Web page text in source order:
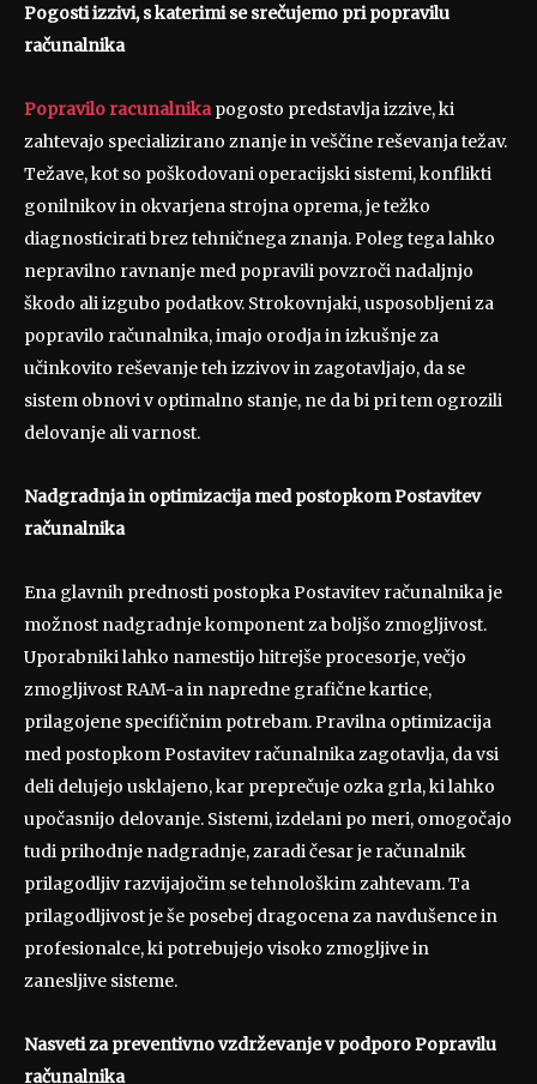
Pogosti izzivi, s katerimi se srečujemo pri popravilu
računalnika
Popravilo racunalnikapogosto predstavlja izzive, ki
zahtevajo specializirano znanje in veščine reševanja težav.
Težave, kot so poškodovani operacijski sistemi, konflikti
gonilnikov in okvarjena strojna oprema, je težko
diagnosticirati brez tehničnega znanja. Poleg tega lahko
nepravilno ravnanje med popravili povzroči nadaljnjo
škodo ali izgubo podatkov. Strokovnjaki, usposobljeni za
popravilo računalnika, imajo orodja in izkušnje za
učinkovito reševanje teh izzivov in zagotavljajo, da se
sistem obnovi v optimalno stanje, ne da bi pri tem ogrozili
delovanje ali varnost.
Nadgradnja in optimizacija med postopkom Postavitev
računalnika
Ena glavnih prednosti postopka Postavitev računalnika je
možnost nadgradnje komponent za boljšo zmogljivost.
Uporabniki lahko namestijo hitrejše procesorje, večjo
zmogljivost RAM-a in napredne grafične kartice,
prilagojene specifičnim potrebam. Pravilna optimizacija
med postopkom Postavitev računalnika zagotavlja, da vsi
deli delujejo usklajeno, kar preprečuje ozka grla, ki lahko
upočasnijo delovanje. Sistemi, izdelani po meri, omogočajo
tudi prihodnje nadgradnje, zaradi česar je računalnik
prilagodljiv razvijajočim se tehnološkim zahtevam. Ta
prilagodljivost je še posebej dragocena za navdušence in
profesionalce, ki potrebujejo visoko zmogljive in
zanesljive sisteme.
Nasveti za preventivno vzdrževanje v podporo Popravilu
računalnika